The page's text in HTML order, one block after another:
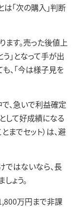
「次の購入」判断
ます。売った後値上
」となって手が出
、「今は様子見を
、急いで利益確定
して好成績になる
までセット）は、避
ではないなら、長
ょう。
万円まで非課